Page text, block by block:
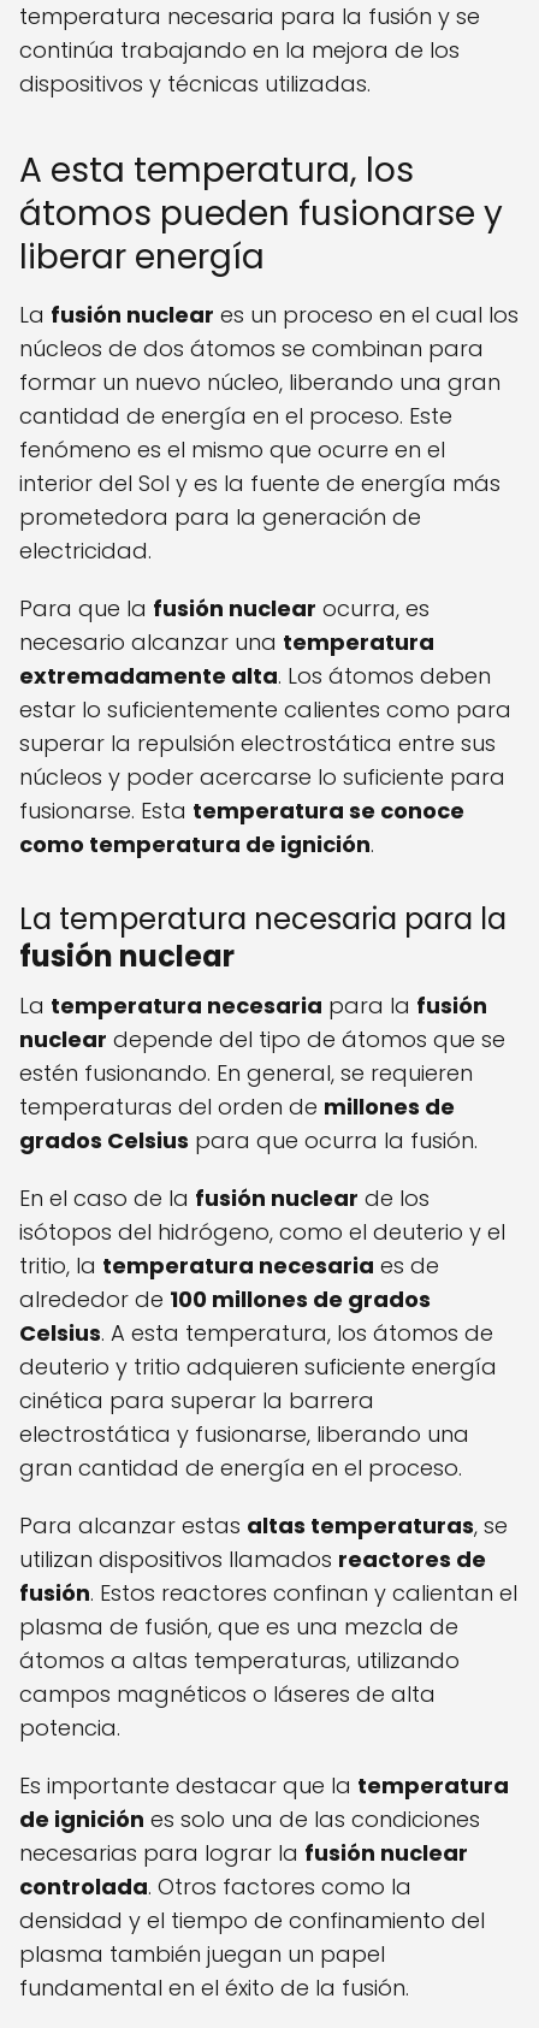
temperatura necesaria para la fusión y se
continúa trabajando en la mejora de los
dispositivos y técnicas utilizadas.
A esta temperatura, los
átomos pueden fusionarse y
liberar energía
La fusión nuclear es un proceso en el cual los
núcleos de dos átomos se combinan para
formar un nuevo núcleo, liberando una gran
cantidad de energía en el proceso. Este
fenómeno es el mismo que ocurre en el
interior del Sol y es la fuente de energía más
prometedora para la generación de
electricidad.
Para que la fusión nuclear ocurra, es
necesario alcanzar una temperatura
extremadamente alta. Los átomos deben
estar lo suficientemente calientes como para
superar la repulsión electrostática entre sus
núcleos y poder acercarse lo suficiente para
fusionarse. Esta temperatura se conoce
como temperatura de ignición.
La temperatura necesaria para la
fusión nuclear
La temperatura necesaria para la fusión
nuclear depende del tipo de átomos que se
estén fusionando. En general, se requieren
temperaturas del orden de millones de
grados Celsius para que ocurra la fusión.
En el caso de la fusión nuclear de los
isótopos del hidrógeno, como el deuterio y el
tritio, la temperatura necesaria es de
alrededor de 100 millones de grados
Celsius. A esta temperatura, los átomos de
deuterio y tritio adquieren suficiente energía
cinética para superar la barrera
electrostática y fusionarse, liberando una
gran cantidad de energía en el proceso.
Para alcanzar estas altas temperaturas, se
utilizan dispositivos llamados reactores de
fusión. Estos reactores confinan y calientan el
plasma de fusión, que es una mezcla de
átomos a altas temperaturas, utilizando
campos magnéticos o láseres de alta
potencia.
Es importante destacar que la temperatura
de ignición es solo una de las condiciones
necesarias para lograr la fusión nuclear
controlada. Otros factores como la
densidad y el tiempo de confinamiento del
plasma también juegan un papel
fundamental en el éxito de la fusión.